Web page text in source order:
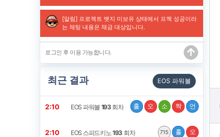
최근 결과 EOS 파워볼
2:10 EOS 파워볼193회차 홀 오 소 짝 언
2:10 EOS 스피드키노193 회차 715 홀 오